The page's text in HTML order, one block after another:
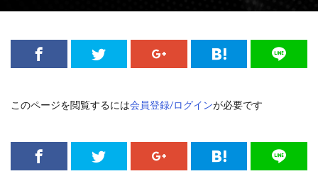
このページを閲覧するには会員登録/ログインが必要です